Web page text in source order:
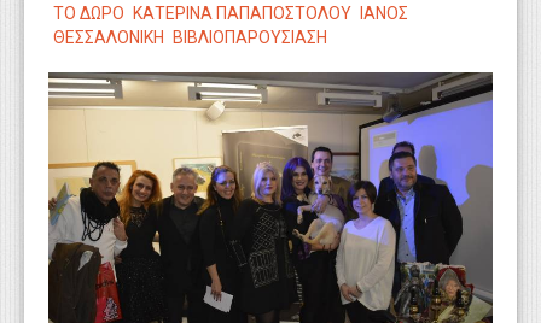
ΤΟ ΔΩΡΟ
ΚΑΤΕΡΙΝΑ ΠΑΠΑΠΟΣΤΟΛΟΥ
ΙΑΝΟΣ
ΘΕΣΣΑΛΟΝΙΚΗ
ΒΙΒΛΙΟΠΑΡΟΥΣΙΑΣΗ
WEBTV